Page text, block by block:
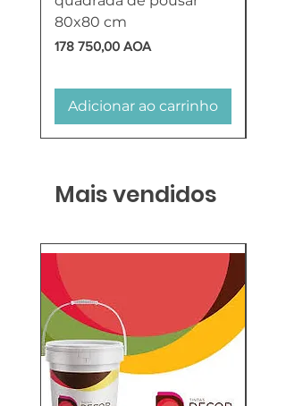
80x80 cm
Preço
178 750,00 AOA
Adicionar ao carrinho
Mais vendidos